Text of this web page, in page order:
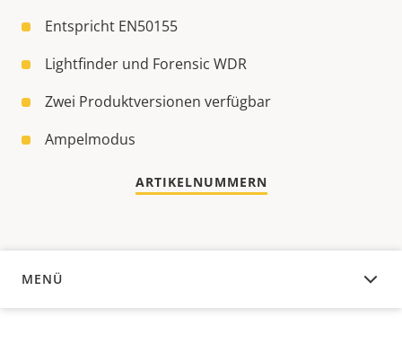
Entspricht EN50155
Lightfinder und Forensic WDR
Zwei Produktversionen verfügbar
Ampelmodus
ARTIKELNUMMERN
MENÜ
ÜBERSICHT